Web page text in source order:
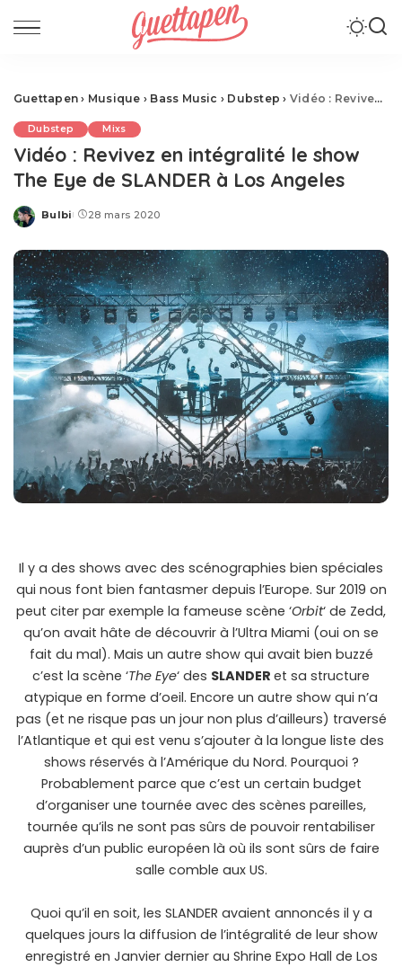
Guettapen › Musique › Bass Music › Dubstep › Vidéo : Revivez en intégralité le show The Eye de SLANDER à Los Angeles
Dubstep Mixs
Vidéo : Revivez en intégralité le show
The Eye de SLANDER à Los Angeles
Posted
Bulbi 28 mars 2020
Il y a des shows avec des scénographies bien spéciales
qui nous font bien fantasmer depuis l’Europe. Sur 2019 on
peut citer par exemple la fameuse scène ‘Orbit‘ de Zedd,
qu’on avait hâte de découvrir à l’Ultra Miami (oui on se
fait du mal). Mais un autre show qui avait bien buzzé
c’est la scène ‘The Eye‘ des SLANDER et sa structure
atypique en forme d’oeil. Encore un autre show qui n’a
pas (et ne risque pas un jour non plus d’ailleurs) traversé
l’Atlantique et qui est venu s’ajouter à la longue liste des
shows réservés à l’Amérique du Nord. Pourquoi ?
Probablement parce que c’est un certain budget
d’organiser une tournée avec des scènes pareilles,
tournée qu’ils ne sont pas sûrs de pouvoir rentabiliser
auprès d’un public européen là où ils sont sûrs de faire
salle comble aux US.
Quoi qu’il en soit, les SLANDER avaient annoncés il y a
quelques jours la diffusion de l’intégralité de leur show
enregistré en Janvier dernier au Shrine Expo Hall de Los